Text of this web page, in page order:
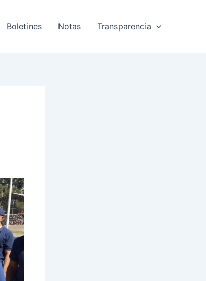
Boletines Notas Transparencia